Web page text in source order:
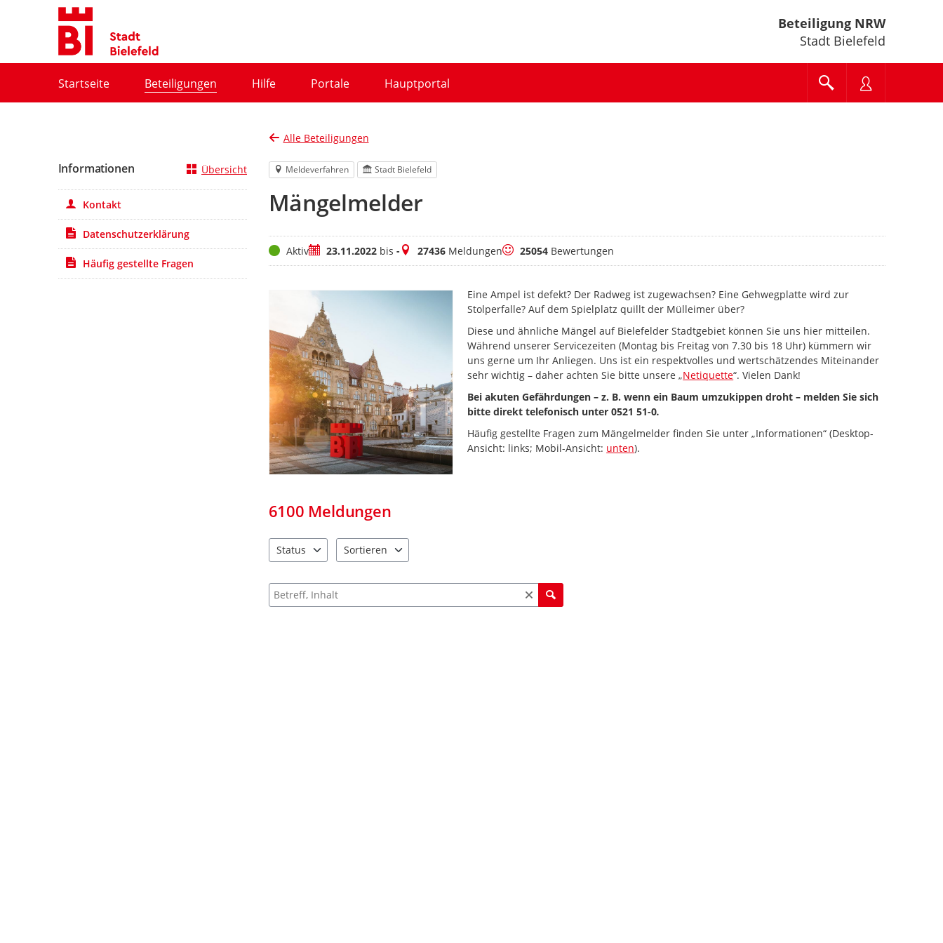
Beteiligung NRW
Stadt Bielefeld
Startseite Beteiligungen Hilfe Portale Hauptportal
Alle Beteiligungen
Meldeverfahren Stadt Bielefeld
Mängelmelder
StatusAktivZeitraum
23.11.2022bis -Meldungen
27436MeldungenBewertungen
25054Bewertungen
Eine Ampel ist defekt? Der Radweg ist zugewachsen? Eine Gehwegplatte wird zur
Stolperfalle? Auf dem Spielplatz quillt der Mülleimer über?
Diese und ähnliche Mängel auf Bielefelder Stadtgebiet können Sie uns hier mitteilen.
Während unserer Servicezeiten (Montag bis Freitag von 7.30 bis 18 Uhr) kümmern wir
uns gerne um Ihr Anliegen. Uns ist ein respektvolles und wertschätzendes Miteinander
sehr wichtig – daher achten Sie bitte unsere „Netiquette“. Vielen Dank!
Bei akuten Gefährdungen – z. B. wenn ein Baum umzukippen droht – melden Sie sich
bitte direkt telefonisch unter 0521 51-0.
Häufig gestellte Fragen zum Mängelmelder finden Sie unter „Informationen“ (Desktop-
Ansicht: links; Mobil-Ansicht: unten).
6100 Meldungen
Status
Sortieren
Suche nach Meldungen und Kommentaren
Informationen Übersicht
Kontakt
Datenschutzerklärung
Häufig gestellte Fragen